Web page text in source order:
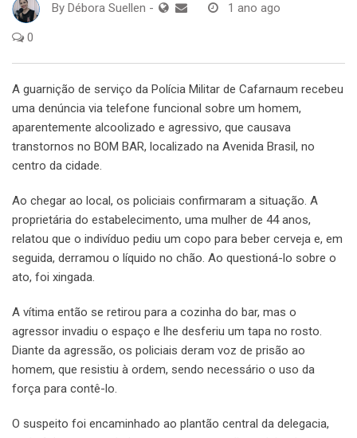
By Débora Suellen - 1 ano ago
0
A guarnição de serviço da Polícia Militar de Cafarnaum recebeu
uma denúncia via telefone funcional sobre um homem,
aparentemente alcoolizado e agressivo, que causava
transtornos no BOM BAR, localizado na Avenida Brasil, no
centro da cidade.
Ao chegar ao local, os policiais confirmaram a situação. A
proprietária do estabelecimento, uma mulher de 44 anos,
relatou que o indivíduo pediu um copo para beber cerveja e, em
seguida, derramou o líquido no chão. Ao questioná-lo sobre o
ato, foi xingada.
A vítima então se retirou para a cozinha do bar, mas o
agressor invadiu o espaço e lhe desferiu um tapa no rosto.
Diante da agressão, os policiais deram voz de prisão ao
homem, que resistiu à ordem, sendo necessário o uso da
força para contê-lo.
O suspeito foi encaminhado ao plantão central da delegacia,